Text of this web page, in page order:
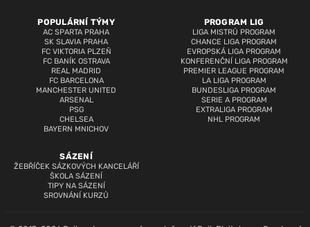
POPULÁRNÍ TÝMY
AC SPARTA PRAHA
SK SLAVIA PRAHA
FC VIKTORIA PLZEŇ
FC BANÍK OSTRAVA
REAL MADRID
FC BARCELONA
MANCHESTER UNITED
ARSENAL
PSG
CHELSEA
BAYERN MNICHOV
PROGRAM LIG
LIGA MISTRŮ PROGRAM
CHANCE LIGA PROGRAM
EVROPSKÁ LIGA PROGRAM
KONFERENČNÍ LIGA PROGRAM
PREMIER LEAGUE PROGRAM
LA LIGA PROGRAM
BUNDESLIGA PROGRAM
SERIE A PROGRAM
EXTRALIGA PROGRAM
NHL PROGRAM
SÁZENÍ
ŽEBŘÍČEK SÁZKOVÝCH KANCELÁŘÍ
ŠKOLA SÁZENÍ
TIPY NA SÁZENÍ
SROVNÁNÍ KURZŮ